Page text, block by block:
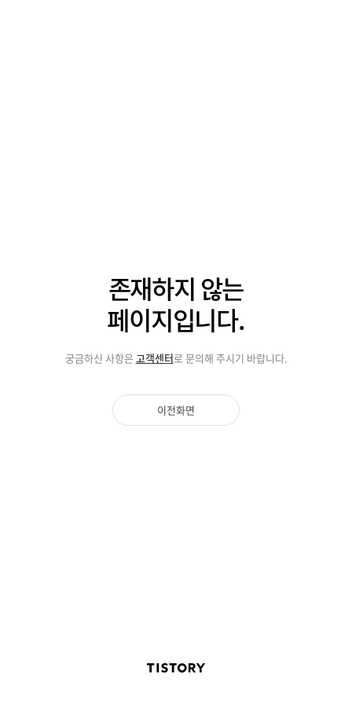
존재하지 않는
페이지입니다.
궁금하신 사항은 고객센터로 문의해 주시기 바랍니다.
이전화면